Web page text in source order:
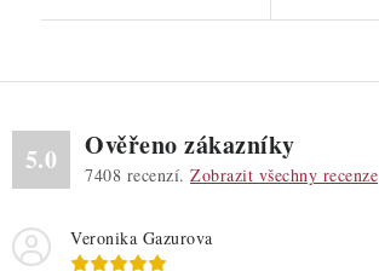
5.0 Ověřeno zákazníky
7408 recenzí. Zobrazit všechny recenze
Veronika Gazurova